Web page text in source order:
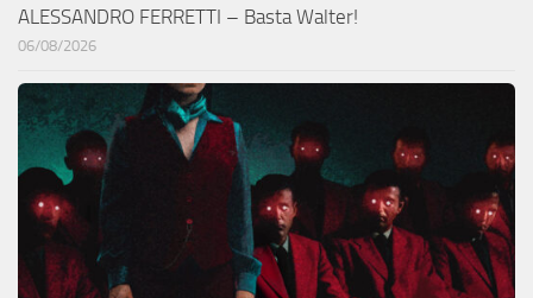
ALESSANDRO FERRETTI – Basta Walter!
06/08/2026